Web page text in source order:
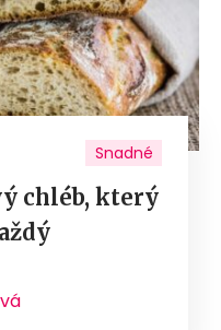
Snadné
chléb, který